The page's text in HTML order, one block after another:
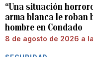
“Una situación
arma blanca le roban
hombre en Condado
8 de agosto de 2026 a